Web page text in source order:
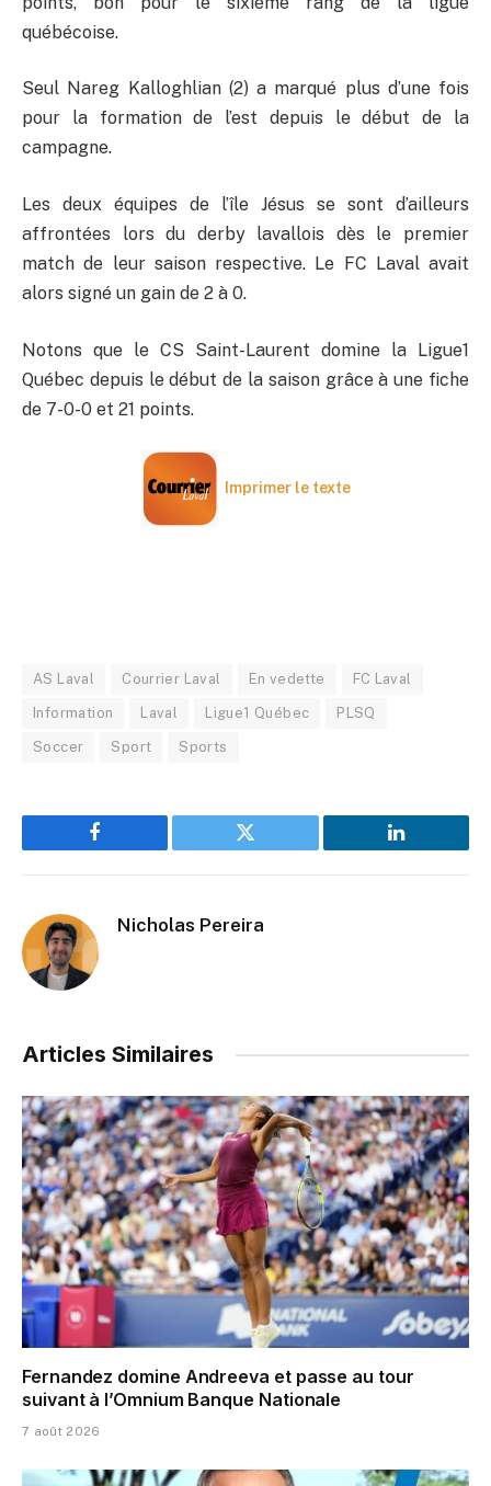
québécoise.
Seul Nareg Kalloghlian (2) a marqué plus d’une fois
pour la formation de l’est depuis le début de la
campagne.
Les deux équipes de l’île Jésus se sont d’ailleurs
affrontées lors du derby lavallois dès le premier
match de leur saison respective. Le FC Laval avait
alors signé un gain de 2 à 0.
Notons que le CS Saint-Laurent domine la Ligue1
Québec depuis le début de la saison grâce à une fiche
de 7-0-0 et 21 points.
Imprimer le texte
AS Laval Courrier Laval En vedette FC Laval
Information Laval Ligue1 Québec PLSQ
Soccer Sport Sports
Facebook Twitter LinkedIn
Nicholas Pereira
Articles Similaires
Fernandez domine Andreeva et passe au tour
suivant à l’Omnium Banque Nationale
7 août 2026